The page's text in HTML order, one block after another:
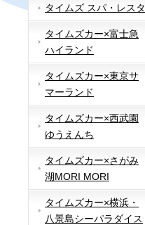
タイムズ スパ・レスタ
タイムズカー×富士急
ハイランド
タイムズカー×東京サ
マーランド
タイムズカー×西武園
ゆうえんち
タイムズカー×さがみ
湖MORI MORI
タイムズカー×横浜・
八景島シーパラダイス